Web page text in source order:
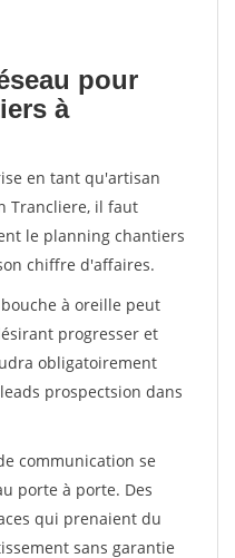
pour
à
en tant qu'artisan
Trancliere, il faut
le planning chantiers
chiffre d'affaires.
à oreille peut
progresser et
obligatoirement
prospectsion dans
communication se
porte à porte. Des
qui prenaient du
sans garantie